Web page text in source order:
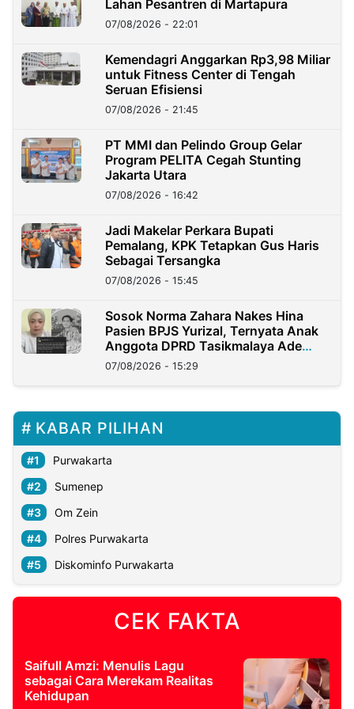
Lahan Pesantren di Martapura
07/08/2026 - 22:01
Kemendagri Anggarkan Rp3,98 Miliar
untuk Fitness Center di Tengah
Seruan Efisiensi
07/08/2026 - 21:45
PT MMI dan Pelindo Group Gelar
Program PELITA Cegah Stunting
Jakarta Utara
07/08/2026 - 16:42
Jadi Makelar Perkara Bupati
Pemalang, KPK Tetapkan Gus Haris
Sebagai Tersangka
07/08/2026 - 15:45
Sosok Norma Zahara Nakes Hina
Pasien BPJS Yurizal, Ternyata Anak
Anggota DPRD Tasikmalaya Ade
Lukman
07/08/2026 - 15:29
KABAR PILIHAN
Purwakarta
Sumenep
Om Zein
Polres Purwakarta
Diskominfo Purwakarta
CEK FAKTA
Saifull Amzi: Menulis Lagu
sebagai Cara Merekam Realitas
Kehidupan